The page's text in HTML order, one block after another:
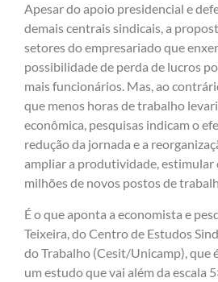
Apesar do apoio presidencial e
demais centrais sindicais, a
setores do empresariado que
possibilidade de perda de lucros
mais funcionários. Mas, ao
que menos horas de trabalho
econômica, pesquisas indicam o
redução da jornada e a
ampliar a produtividade, estimular
milhões de novos postos de
É o que aponta a economista e
Teixeira, do Centro de Estudos
do Trabalho (Cesit/Unicamp), que
um estudo que vai além da escala